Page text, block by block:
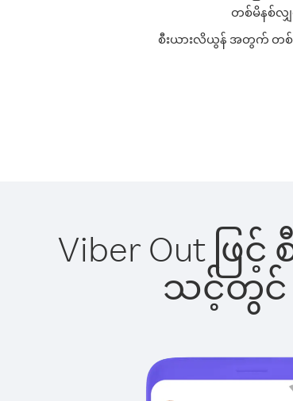
တစ်မိနစ်လျှ
စီးယားလိယွန် အတွက် တစ်မိ
Viber Out ဖ
သင့်တွင်